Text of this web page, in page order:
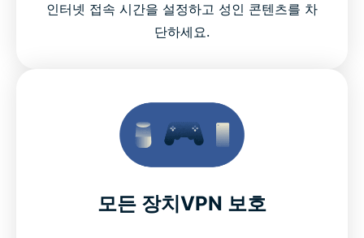
인터넷 접속 시간을 설정하고 성인 콘텐츠를 차
단하세요.
모든 장치VPN 보호